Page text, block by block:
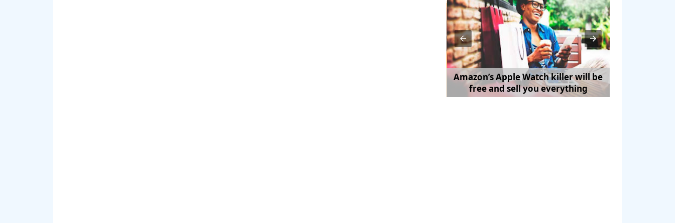
Amazon’s Apple Watch killer will be
free and sell you everything